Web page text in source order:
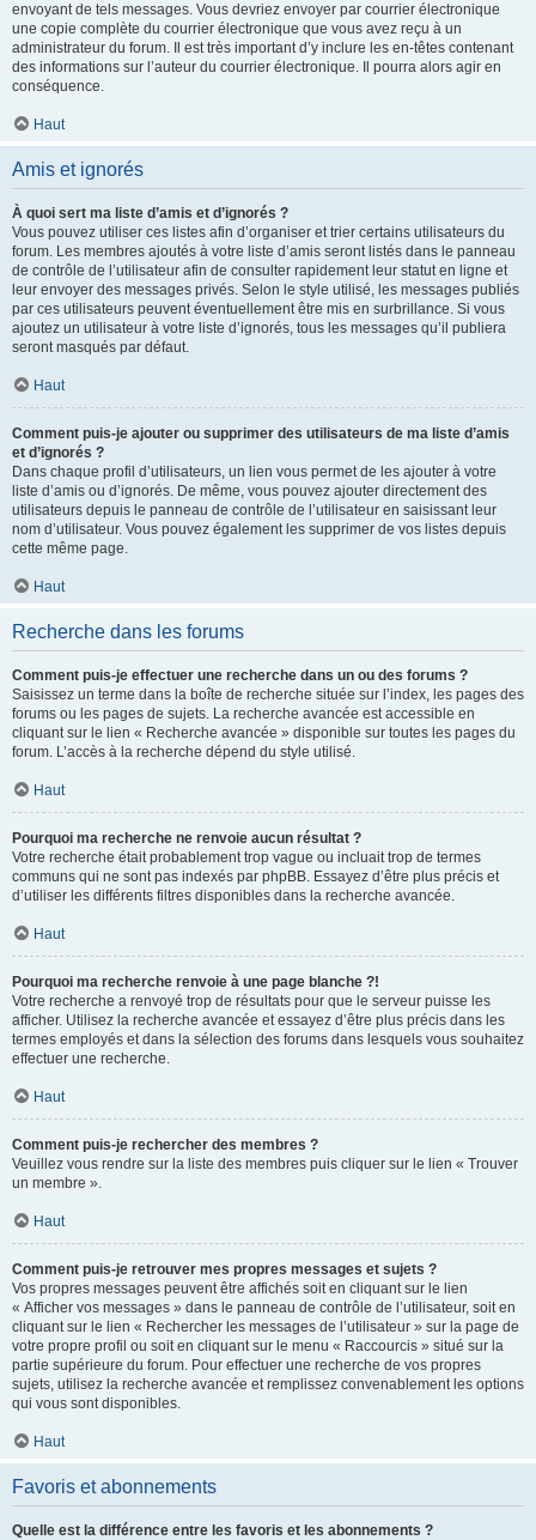
envoyant de tels messages. Vous devriez envoyer par courrier électronique
une copie complète du courrier électronique que vous avez reçu à un
administrateur du forum. Il est très important d’y inclure les en-têtes contenant
des informations sur l’auteur du courrier électronique. Il pourra alors agir en
conséquence.
Haut
Amis et ignorés
À quoi sert ma liste d’amis et d’ignorés ?
Vous pouvez utiliser ces listes afin d’organiser et trier certains utilisateurs du
forum. Les membres ajoutés à votre liste d’amis seront listés dans le panneau
de contrôle de l’utilisateur afin de consulter rapidement leur statut en ligne et
leur envoyer des messages privés. Selon le style utilisé, les messages publiés
par ces utilisateurs peuvent éventuellement être mis en surbrillance. Si vous
ajoutez un utilisateur à votre liste d’ignorés, tous les messages qu’il publiera
seront masqués par défaut.
Haut
Comment puis-je ajouter ou supprimer des utilisateurs de ma liste d’amis
et d’ignorés ?
Dans chaque profil d’utilisateurs, un lien vous permet de les ajouter à votre
liste d’amis ou d’ignorés. De même, vous pouvez ajouter directement des
utilisateurs depuis le panneau de contrôle de l’utilisateur en saisissant leur
nom d’utilisateur. Vous pouvez également les supprimer de vos listes depuis
cette même page.
Haut
Recherche dans les forums
Comment puis-je effectuer une recherche dans un ou des forums ?
Saisissez un terme dans la boîte de recherche située sur l’index, les pages des
forums ou les pages de sujets. La recherche avancée est accessible en
cliquant sur le lien « Recherche avancée » disponible sur toutes les pages du
forum. L’accès à la recherche dépend du style utilisé.
Haut
Pourquoi ma recherche ne renvoie aucun résultat ?
Votre recherche était probablement trop vague ou incluait trop de termes
communs qui ne sont pas indexés par phpBB. Essayez d’être plus précis et
d’utiliser les différents filtres disponibles dans la recherche avancée.
Haut
Pourquoi ma recherche renvoie à une page blanche ?!
Votre recherche a renvoyé trop de résultats pour que le serveur puisse les
afficher. Utilisez la recherche avancée et essayez d’être plus précis dans les
termes employés et dans la sélection des forums dans lesquels vous souhaitez
effectuer une recherche.
Haut
Comment puis-je rechercher des membres ?
Veuillez vous rendre sur la liste des membres puis cliquer sur le lien « Trouver
un membre ».
Haut
Comment puis-je retrouver mes propres messages et sujets ?
Vos propres messages peuvent être affichés soit en cliquant sur le lien
« Afficher vos messages » dans le panneau de contrôle de l’utilisateur, soit en
cliquant sur le lien « Rechercher les messages de l’utilisateur » sur la page de
votre propre profil ou soit en cliquant sur le menu « Raccourcis » situé sur la
partie supérieure du forum. Pour effectuer une recherche de vos propres
sujets, utilisez la recherche avancée et remplissez convenablement les options
qui vous sont disponibles.
Haut
Favoris et abonnements
Quelle est la différence entre les favoris et les abonnements ?